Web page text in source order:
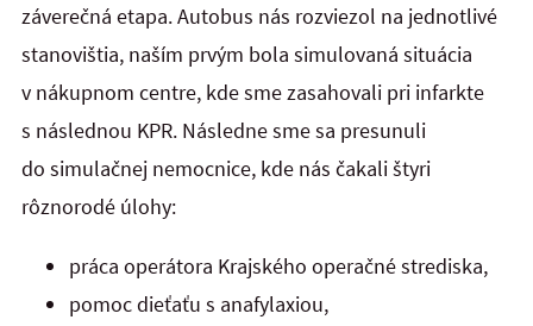
záverečná etapa. Autobus nás rozviezol na jednotlivé
stanovištia, naším prvým bola simulovaná situácia
v nákupnom centre, kde sme zasahovali pri infarkte
s následnou KPR. Následne sme sa presunuli
do simulačnej nemocnice, kde nás čakali štyri
rôznorodé úlohy:
práca operátora Krajského operačné strediska,
pomoc dieťaťu s anafylaxiou,